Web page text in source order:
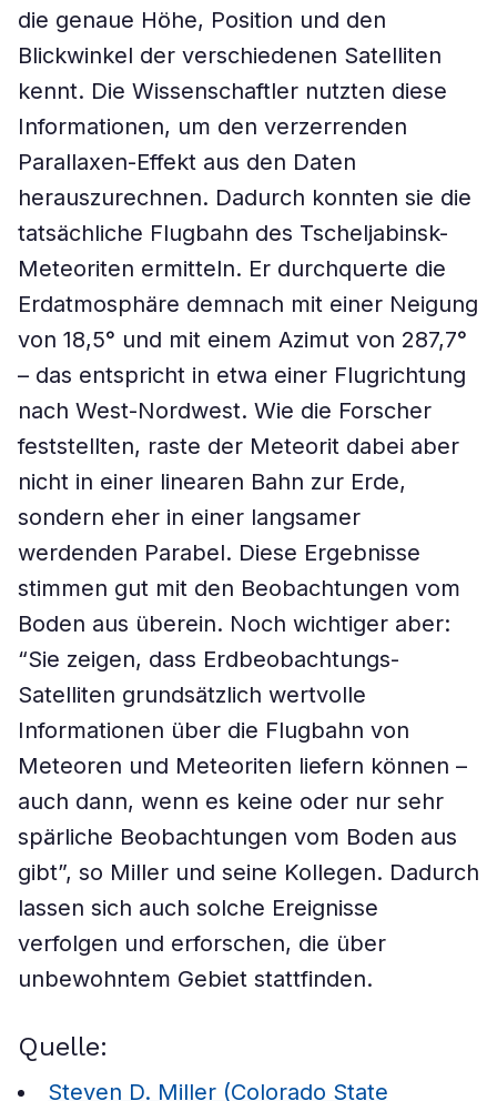
die genaue Höhe, Position und den
Blickwinkel der verschiedenen Satelliten
kennt. Die Wissenschaftler nutzten diese
Informationen, um den verzerrenden
Parallaxen-Effekt aus den Daten
herauszurechnen. Dadurch konnten sie die
tatsächliche Flugbahn des Tscheljabinsk-
Meteoriten ermitteln. Er durchquerte die
Erdatmosphäre demnach mit einer Neigung
von 18,5° und mit einem Azimut von 287,7°
– das entspricht in etwa einer Flugrichtung
nach West-Nordwest. Wie die Forscher
feststellten, raste der Meteorit dabei aber
nicht in einer linearen Bahn zur Erde,
sondern eher in einer langsamer
werdenden Parabel. Diese Ergebnisse
stimmen gut mit den Beobachtungen vom
Boden aus überein. Noch wichtiger aber:
“Sie zeigen, dass Erdbeobachtungs-
Satelliten grundsätzlich wertvolle
Informationen über die Flugbahn von
Meteoren und Meteoriten liefern können –
auch dann, wenn es keine oder nur sehr
spärliche Beobachtungen vom Boden aus
gibt”, so Miller und seine Kollegen. Dadurch
lassen sich auch solche Ereignisse
verfolgen und erforschen, die über
unbewohntem Gebiet stattfinden.
Quelle:
Steven D. Miller (Colorado State